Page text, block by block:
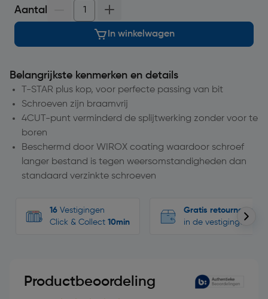
Aantal
In winkelwagen
Belangrijkste kenmerken en details
T-STAR plus kop, voor perfecte passing van bit
Schroeven zijn braamvrij
4CUT-punt verminderd de splijtwerking zonder voor te
boren
Beschermd door WIROX coating waardoor schroef
langer bestand is tegen weersomstandigheden dan
standaard verzinkte schroeven
16 Vestigingen
Click & Collect 10min
Gratis retourneren
in de vestigingen
Productbeoordeling